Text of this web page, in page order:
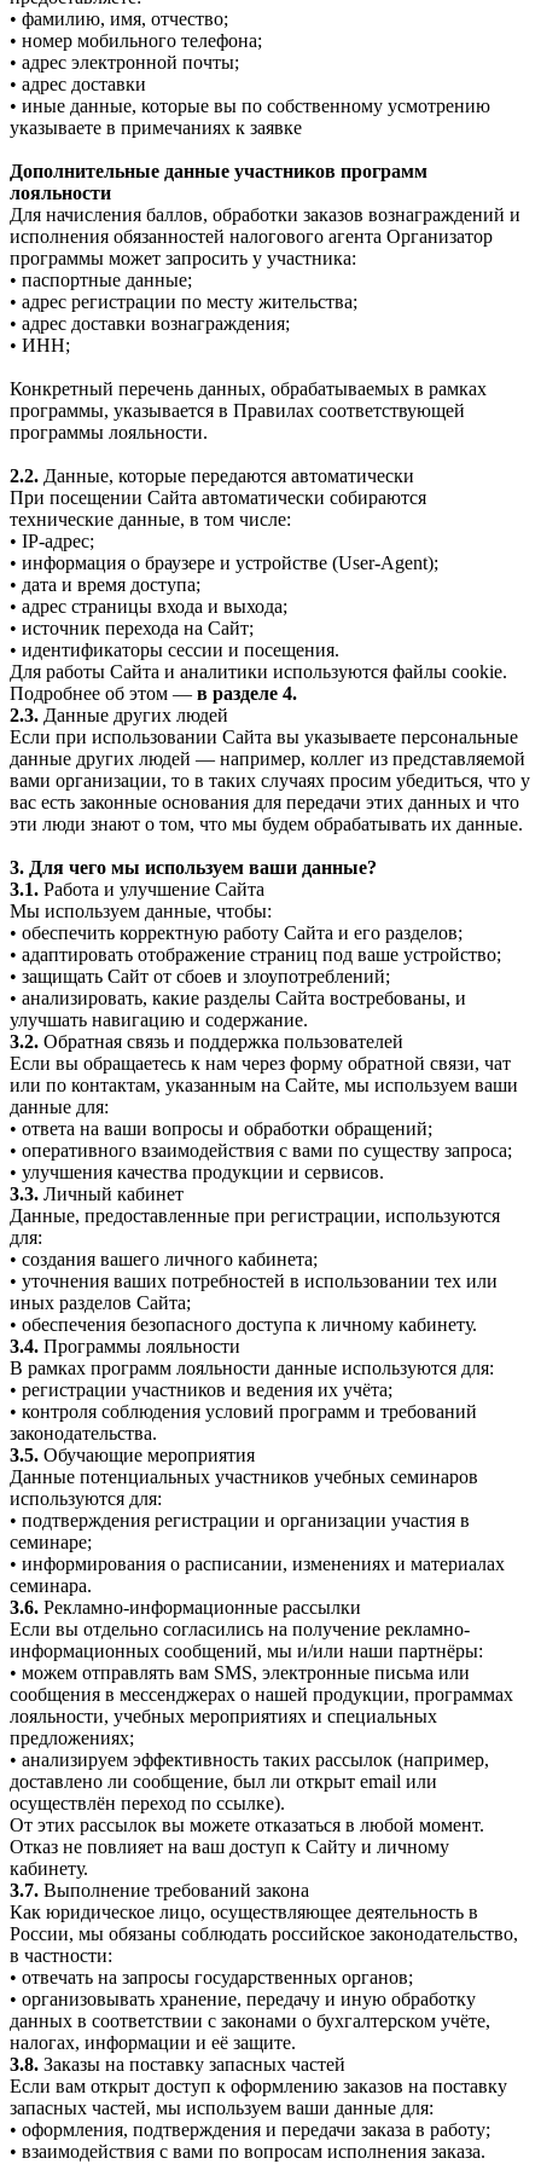
• фамилию, имя, отчество;
• номер мобильного телефона;
• адрес электронной почты;
• адрес доставки
• иные данные, которые вы по собственному усмотрению
указываете в примечаниях к заявке
Дополнительные данные участников программ
лояльности
Для начисления баллов, обработки заказов вознаграждений и
исполнения обязанностей налогового агента Организатор
программы может запросить у участника:
• паспортные данные;
• адрес регистрации по месту жительства;
• адрес доставки вознаграждения;
• ИНН;
Конкретный перечень данных, обрабатываемых в рамках
программы, указывается в Правилах соответствующей
программы лояльности.
2.2. Данные, которые передаются автоматически
При посещении Сайта автоматически собираются
технические данные, в том числе:
• IP-адрес;
• информация о браузере и устройстве (User-Agent);
• дата и время доступа;
• адрес страницы входа и выхода;
• источник перехода на Сайт;
• идентификаторы сессии и посещения.
Для работы Сайта и аналитики используются файлы cookie.
Подробнее об этом — в разделе 4.
2.3. Данные других людей
Если при использовании Сайта вы указываете персональные
данные других людей — например, коллег из представляемой
вами организации, то в таких случаях просим убедиться, что у
вас есть законные основания для передачи этих данных и что
эти люди знают о том, что мы будем обрабатывать их данные.
3. Для чего мы используем ваши данные?
3.1. Работа и улучшение Сайта
Мы используем данные, чтобы:
• обеспечить корректную работу Сайта и его разделов;
• адаптировать отображение страниц под ваше устройство;
• защищать Сайт от сбоев и злоупотреблений;
• анализировать, какие разделы Сайта востребованы, и
улучшать навигацию и содержание.
3.2. Обратная связь и поддержка пользователей
Если вы обращаетесь к нам через форму обратной связи, чат
или по контактам, указанным на Сайте, мы используем ваши
данные для:
• ответа на ваши вопросы и обработки обращений;
• оперативного взаимодействия с вами по существу запроса;
• улучшения качества продукции и сервисов.
3.3. Личный кабинет
Данные, предоставленные при регистрации, используются
для:
• создания вашего личного кабинета;
• уточнения ваших потребностей в использовании тех или
иных разделов Сайта;
• обеспечения безопасного доступа к личному кабинету.
3.4. Программы лояльности
В рамках программ лояльности данные используются для:
• регистрации участников и ведения их учёта;
• контроля соблюдения условий программ и требований
законодательства.
3.5. Обучающие мероприятия
Данные потенциальных участников учебных семинаров
используются для:
• подтверждения регистрации и организации участия в
семинаре;
• информирования о расписании, изменениях и материалах
семинара.
3.6. Рекламно-информационные рассылки
Если вы отдельно согласились на получение рекламно-
информационных сообщений, мы и/или наши партнёры:
• можем отправлять вам SMS, электронные письма или
сообщения в мессенджерах о нашей продукции, программах
лояльности, учебных мероприятиях и специальных
предложениях;
• анализируем эффективность таких рассылок (например,
доставлено ли сообщение, был ли открыт email или
осуществлён переход по ссылке).
От этих рассылок вы можете отказаться в любой момент.
Отказ не повлияет на ваш доступ к Сайту и личному
кабинету.
3.7. Выполнение требований закона
Как юридическое лицо, осуществляющее деятельность в
России, мы обязаны соблюдать российское законодательство,
в частности:
• отвечать на запросы государственных органов;
• организовывать хранение, передачу и иную обработку
данных в соответствии с законами о бухгалтерском учёте,
налогах, информации и её защите.
3.8. Заказы на поставку запасных частей
Если вам открыт доступ к оформлению заказов на поставку
запасных частей, мы используем ваши данные для:
• оформления, подтверждения и передачи заказа в работу;
• взаимодействия с вами по вопросам исполнения заказа.